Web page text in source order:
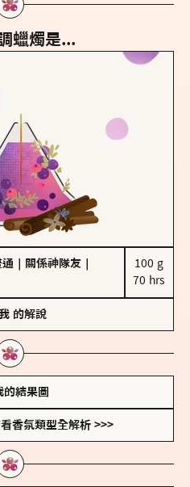
蠟燭是...
通 關係神隊友
100 g
70 hrs
的解說
的結果圖
香氛類型全解析 >>>